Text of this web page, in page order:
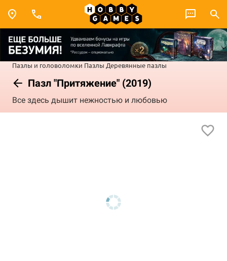
Пазлы и головоломки Пазлы Деревянные пазлы
Пазл "Притяжение" (2019)
Все здесь дышит нежностью и любовью